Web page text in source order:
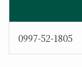
0997-52-1805